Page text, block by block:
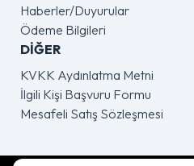
Haberler/Duyurular
Ödeme Bilgileri
DIĞER
KVKK Aydınlatma Metni
İlgili Kişi Başvuru Formu
Mesafeli Satış Sözleşmesi